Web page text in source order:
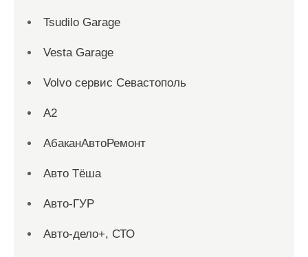
Tsudilo Garage
Vesta Garage
Volvo сервис Севастополь
А2
АбаканАвтоРемонт
Авто Тёша
Авто-ГУР
Авто-дело+, СТО